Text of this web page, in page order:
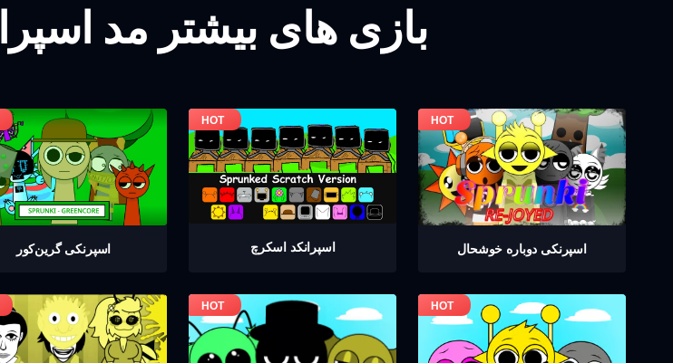
بازی های بیشتر مد
اسپرنکی گرين‌كور اسپرانکد اسکرچ اسپرنکی دوباره خوشحال